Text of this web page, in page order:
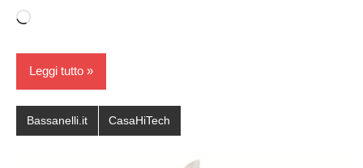
Caricamento
corso…
Leggi tutto
Bassanelli.it CasaHiTech